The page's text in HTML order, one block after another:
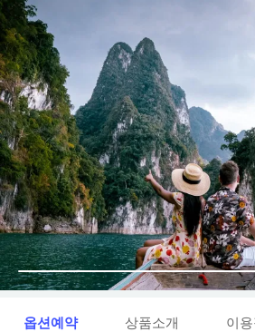
옵션예약 상품소개 이